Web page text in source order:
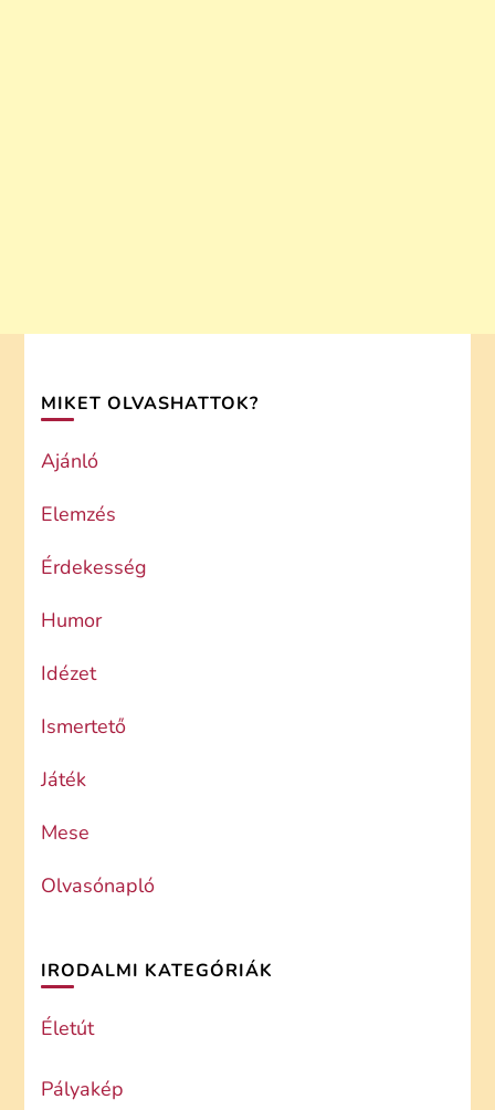
MIKET OLVASHATTOK?
Ajánló
Elemzés
Érdekesség
Humor
Idézet
Ismertető
Játék
Mese
Olvasónapló
IRODALMI KATEGÓRIÁK
Életút
Pályakép